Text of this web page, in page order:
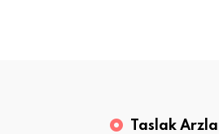
Taslak